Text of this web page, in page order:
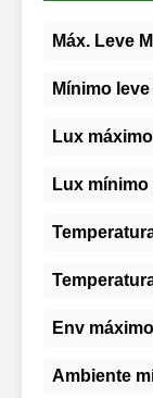
Máx. Leve
Mínimo
Lux
Lux mínimo
Env
Ambiente